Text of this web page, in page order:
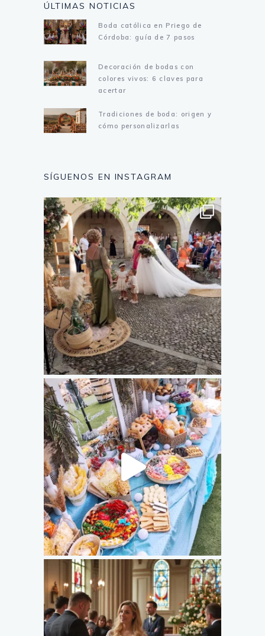
ÚLTIMAS NOTICIAS
Boda católica en Priego de
Córdoba: guía de 7 pasos
Decoración de bodas con
colores vivos: 6 claves para
acertar
Tradiciones de boda: origen y
cómo personalizarlas
SÍGUENOS EN INSTAGRAM